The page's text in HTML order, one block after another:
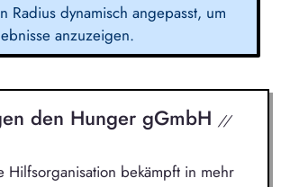
Radius dynamisch angepasst, um
anzuzeigen.
den Hunger gGmbH //
Hilfsorganisation bekämpft in mehr